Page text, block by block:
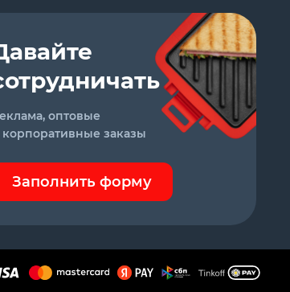
оптовые
корпоративные заказы
Заполнить форму